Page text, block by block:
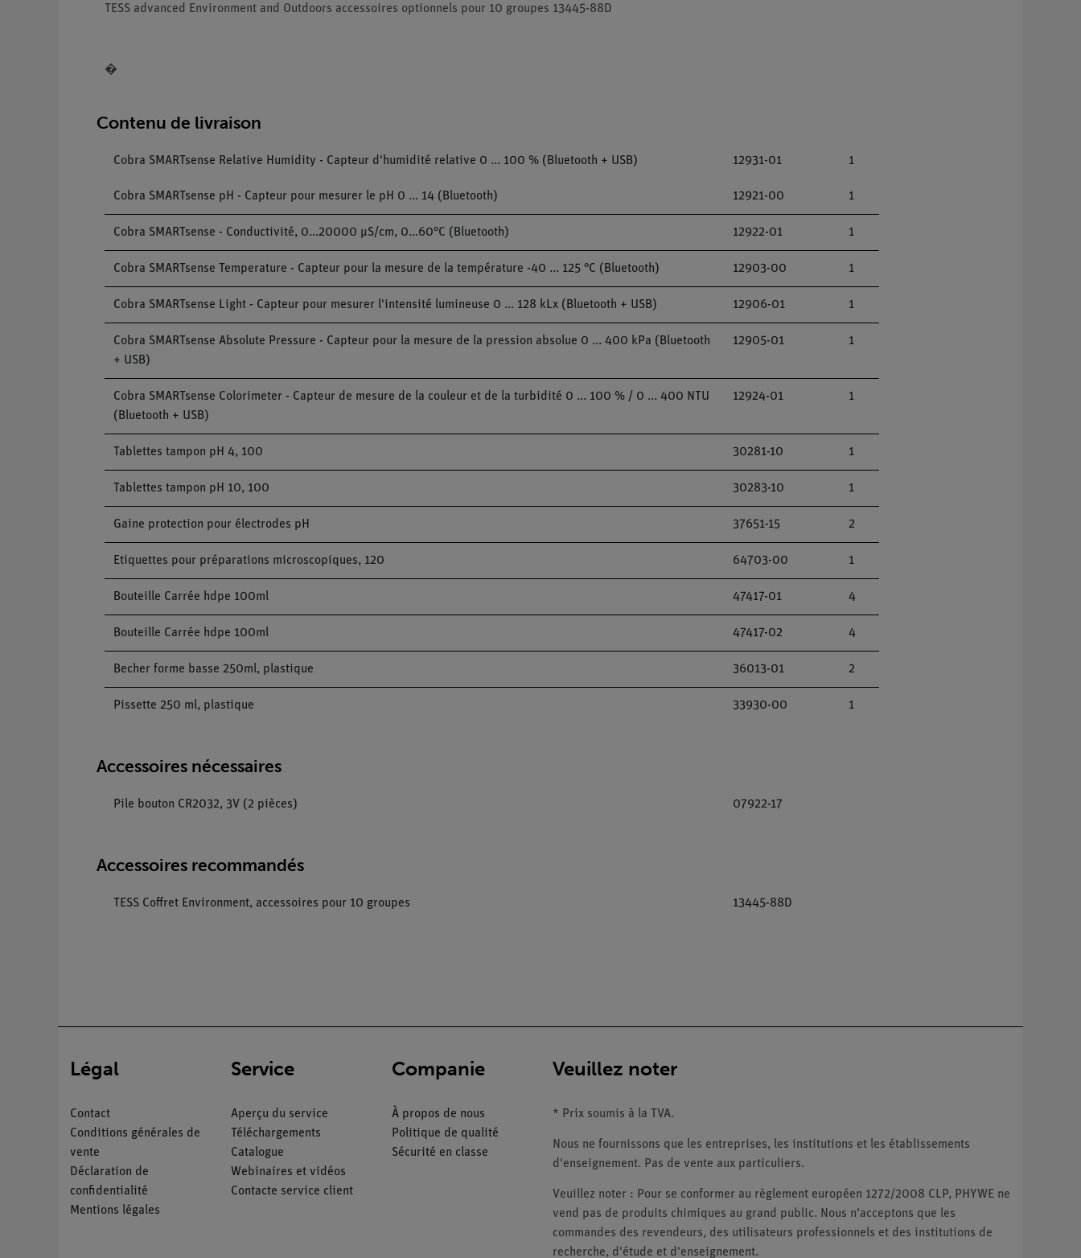
TESS advanced Environment and Outdoors accessoires optionnels pour 10 groupes 13445-88D
�
Contenu de livraison
Cobra SMARTsense Relative Humidity - Capteur d'humidité relative 0 ... 100 % (Bluetooth + USB) 12931-01 1
Cobra SMARTsense pH - Capteur pour mesurer le pH 0 ... 14 (Bluetooth) 12921-00 1
Cobra SMARTsense - Conductivité, 0...20000 µS/cm, 0...60°C (Bluetooth) 12922-01 1
Cobra SMARTsense Temperature - Capteur pour la mesure de la température -40 ... 125 °C (Bluetooth) 12903-00 1
Cobra SMARTsense Light - Capteur pour mesurer l'intensité lumineuse 0 ... 128 kLx (Bluetooth + USB) 12906-01 1
Cobra SMARTsense Absolute Pressure - Capteur pour la mesure de la pression absolue 0 ... 400 kPa (Bluetooth
+ USB)
12905-01 1
Cobra SMARTsense Colorimeter - Capteur de mesure de la couleur et de la turbidité 0 ... 100 % / 0 ... 400 NTU
(Bluetooth + USB)
12924-01 1
Tablettes tampon pH 4, 100 30281-10 1
Tablettes tampon pH 10, 100 30283-10 1
Gaine protection pour électrodes pH 37651-15 2
Etiquettes pour préparations microscopiques, 120 64703-00 1
Bouteille Carrée hdpe 100ml 47417-01 4
Bouteille Carrée hdpe 100ml 47417-02 4
Becher forme basse 250ml, plastique 36013-01 2
Pissette 250 ml, plastique 33930-00 1
Accessoires nécessaires
Pile bouton CR2032, 3V (2 pièces) 07922-17
Accessoires recommandés
TESS Coffret Environment, accessoires pour 10 groupes 13445-88D
Légal
Contact
Conditions générales de
vente
Déclaration de
confidentialité
Mentions légales
Service
Aperçu du service
Téléchargements
Catalogue
Webinaires et vidéos
Contacte service client
Companie
À propos de nous
Politique de qualité
Sécurité en classe
Veuillez noter
* Prix soumis à la TVA.
Nous ne fournissons que les entreprises, les institutions et les établissements
d'enseignement. Pas de vente aux particuliers.
Veuillez noter : Pour se conformer au règlement européen 1272/2008 CLP, PHYWE ne
vend pas de produits chimiques au grand public. Nous n'acceptons que les
commandes des revendeurs, des utilisateurs professionnels et des institutions de
recherche, d'étude et d'enseignement.